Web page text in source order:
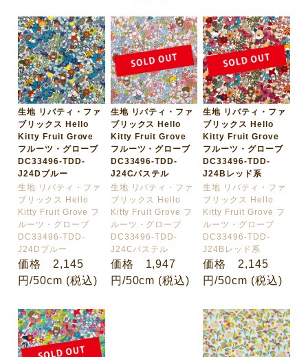
生地 リバティ・ファ
ブリックス Hello
Kitty Fruit Grove
フルーツ・グローブ
DC33496-TDD-
J24Dブルー
生地 リバティ・ファ
ブリックス Hello
Kitty Fruit Grove フ
ルーツ・グローブ
DC33496-TDD-
J24Dブルー
価格 2,145
円/50cm (税込)
生地 リバティ・ファ
ブリックス Hello
Kitty Fruit Grove
フルーツ・グローブ
DC33496-TDD-
J24Cパステル
生地 リバティ・ファ
ブリックス Hello
Kitty Fruit Grove フ
ルーツ・グローブ
DC33496-TDD-
J24Cパステル
価格 1,947
円/50cm (税込)
生地 リバティ・ファ
ブリックス Hello
Kitty Fruit Grove
フルーツ・グローブ
DC33496-TDD-
J24Bレッド系
生地 リバティ・ファ
ブリックス Hello
Kitty Fruit Grove フ
ルーツ・グローブ
DC33496-TDD-
J24Bレッド系
価格 2,145
円/50cm (税込)